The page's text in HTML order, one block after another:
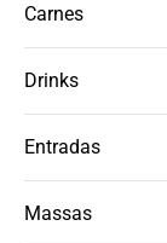
Carnes
Drinks
Entradas
Massas